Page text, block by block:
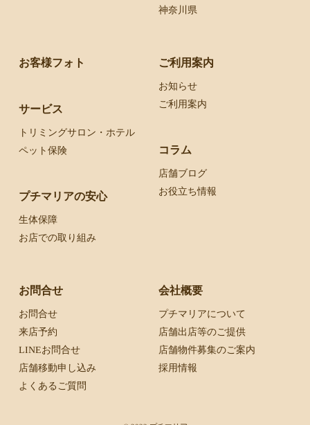
神奈川県
お客様フォト
サービス
トリミングサロン・ホテル
ペット保険
プチマリアの安心
生体保障
お店での取り組み
ご利用案内
お知らせ
ご利用案内
コラム
店舗ブログ
お役立ち情報
お問合せ
お問合せ
来店予約
LINEお問合せ
店舗移動申し込み
よくあるご質問
会社概要
プチマリアについて
店舗出店等のご提供
店舗物件募集のご案内
採用情報